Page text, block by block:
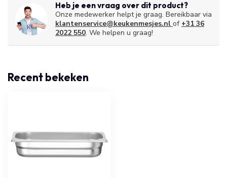
Heb je een vraag over dit product?
Onze medewerker helpt je graag. Bereikbaar via
klantenservice@keukenmesjes.nl of +31 36
2022 550. We helpen u graag!
Recent bekeken